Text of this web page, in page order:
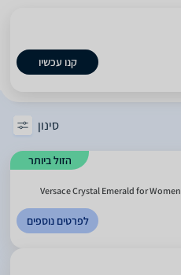
קנו עכשיו
סינון
הזול ביותר
ורסצה קריסטל אמרלד לאישה 90 מל אדפ - Versace Crystal Emerald for Women
לפרטים נוספים